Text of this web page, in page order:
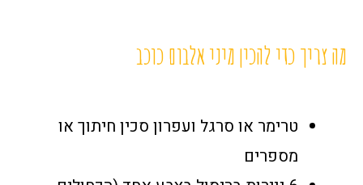
מה צריך כדי להכין מיני אלבום כוכב
טרימר או סרגל ועפרון סכין חיתוך או
מספרים